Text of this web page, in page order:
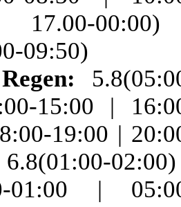
17.00-
09:50)
15:00 |
19:00 |
01:00 |